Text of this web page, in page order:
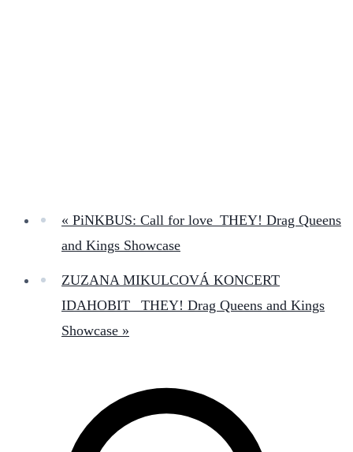
« PiNKBUS: Call for love_THEY! Drag Queens
and Kings Showcase
ZUZANA MIKULCOVÁ KONCERT
IDAHOBIT _THEY! Drag Queens and Kings
Showcase »